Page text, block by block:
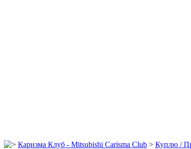
Каризма Клуб - Mitsubishi Carisma Club > Куплю /